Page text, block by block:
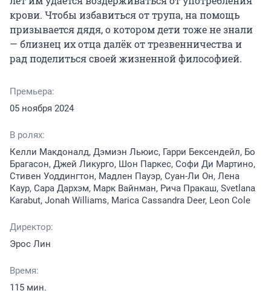
крови. Чтобы избавиться от трупа, на помощь
призывается дядя, о котором дети тоже не знали
— близнец их отца далёк от трезвенничества и
рад поделиться своей жизненной философией.
Премьера:
05 ноября 2024
В ролях:
Келли Макдоналд, Дэмиэн Льюис, Гарри Бексендейл, Бо
Брагасон, Джей Ликурго, Шон Паркес, Софи Ди Мартино,
Стивен Уоддингтон, Мадлен Пауэр, Суан-Ли Он, Лена
Каур, Сара Дархэм, Марк Вайнман, Рича Пракаш, Svetlana
Karabut, Jonah Williams, Marica Cassandra Deer, Leon Cole
Директор:
Эрос Лин
Время:
115 мин.